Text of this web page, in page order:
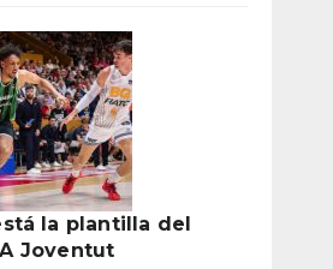
la plantilla del
Joventut